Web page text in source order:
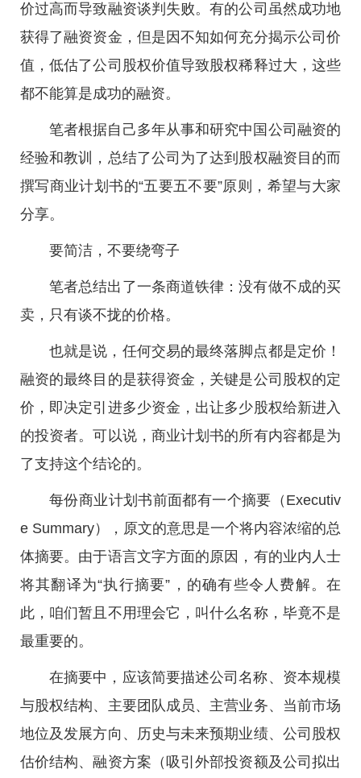
价过高而导致融资谈判失败。有的公司虽然成功地
获得了融资资金，但是因不知如何充分揭示公司价
值，低估了公司股权价值导致股权稀释过大，这些
都不能算是成功的融资。
笔者根据自己多年从事和研究中国公司融资的
经验和教训，总结了公司为了达到股权融资目的而
撰写商业计划书的“五要五不要”原则，希望与大家
分享。
要简洁，不要绕弯子
笔者总结出了一条商道铁律：没有做不成的买
卖，只有谈不拢的价格。
也就是说，任何交易的最终落脚点都是定价！
融资的最终目的是获得资金，关键是公司股权的定
价，即决定引进多少资金，出让多少股权给新进入
的投资者。可以说，商业计划书的所有内容都是为
了支持这个结论的。
每份商业计划书前面都有一个摘要（Executiv
e Summary），原文的意思是一个将内容浓缩的总
体摘要。由于语言文字方面的原因，有的业内人士
将其翻译为“执行摘要”，的确有些令人费解。在
此，咱们暂且不用理会它，叫什么名称，毕竟不是
最重要的。
在摘要中，应该简要描述公司名称、资本规模
与股权结构、主要团队成员、主营业务、当前市场
地位及发展方向、历史与未来预期业绩、公司股权
估价结构、融资方案（吸引外部投资额及公司拟出